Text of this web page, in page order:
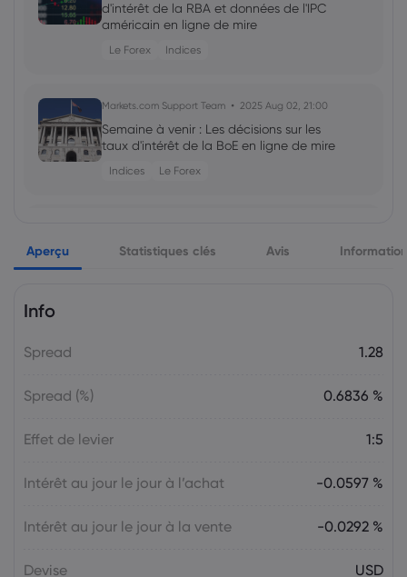
d'intérêt de la RBA et données de l'IPC
américain en ligne de mire
Le Forex Indices
Markets.com Support Team 2025 Aug 02, 21:00
Semaine à venir : Les décisions sur les
taux d'intérêt de la BoE en ligne de mire
Indices Le Forex
Semaine à venir : Les décisions sur les
La semaine à venir : Élections au Japon,
décision sur les taux d'intérêt de la BCE,
Le Forex
Semaine à venir : Les données sur
Aperçu Statistiques clés Avis
Info
Spread 1.28
Spread (%) 0.6836 %
Effet de levier 1:5
Intérêt au jour le jour à l’achat -0.0597 %
Intérêt au jour le jour à la vente -0.0292 %
Devise USD